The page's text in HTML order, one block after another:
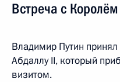
Встреча с
Владимир Путин
Абдаллу II, который
визитом.